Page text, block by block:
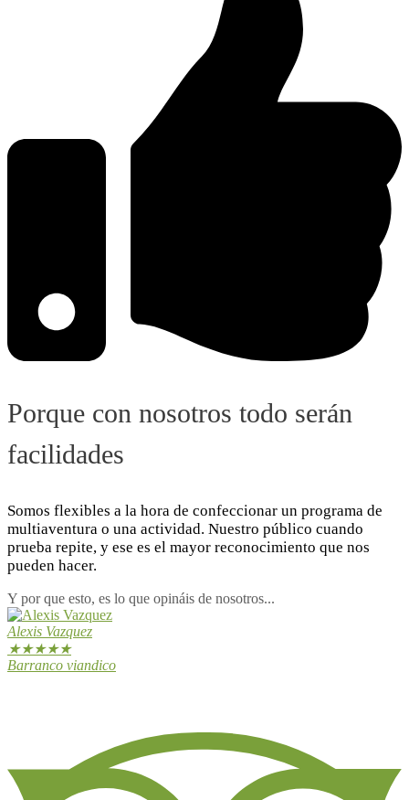
Porque con nosotros todo serán
facilidades
Somos flexibles a la hora de confeccionar un programa de
multiaventura o una actividad. Nuestro público cuando
prueba repite, y ese es el mayor reconocimiento que nos
pueden hacer.
Y por que esto, es lo que opináis de nosotros...
Alexis Vazquez
★★★★★
Barranco viandico